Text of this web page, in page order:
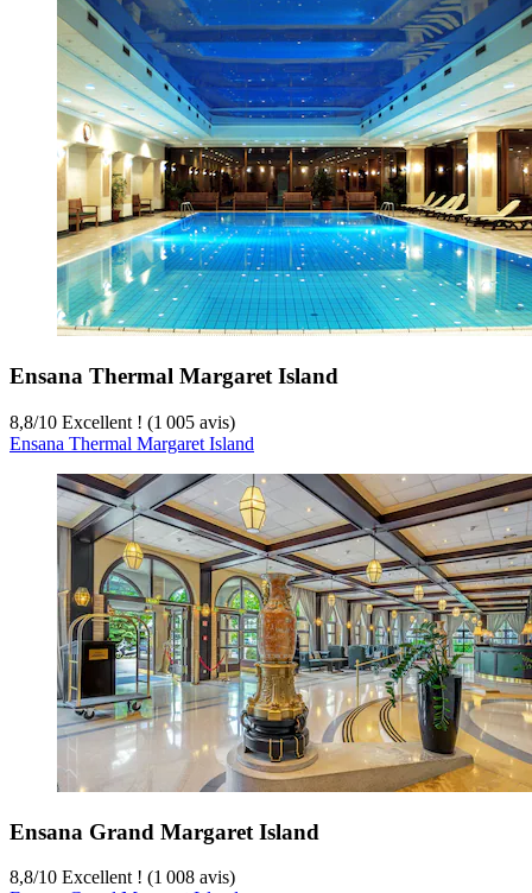
Ensana Thermal Margaret Island
8,8/10 Excellent ! (1 005 avis)
Ensana Thermal Margaret Island
Ensana Grand Margaret Island
8,8/10 Excellent ! (1 008 avis)